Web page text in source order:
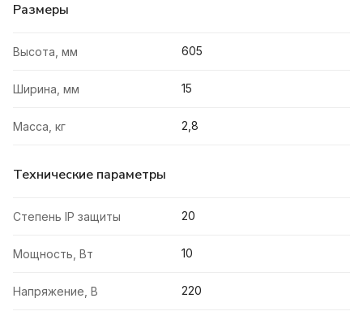
Размеры
Высота, мм 605
Ширина, мм 15
Масса, кг 2,8
Технические параметры
Степень IP защиты 20
Мощность, Вт 10
Напряжение, В 220